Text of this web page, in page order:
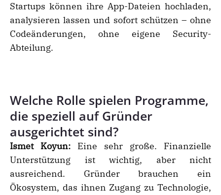
Startups können ihre App-Dateien hochladen,
analysieren lassen und sofort schützen – ohne
Codeänderungen, ohne eigene Security-
Abteilung.
Welche Rolle spielen Programme,
die speziell auf Gründer
ausgerichtet sind?
Ismet Koyun: Eine sehr große. Finanzielle
Unterstützung ist wichtig, aber nicht
ausreichend. Gründer brauchen ein
Ökosystem, das ihnen Zugang zu Technologie,